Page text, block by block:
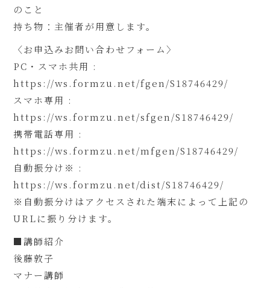
のこと
持ち物：主催者が用意します。
〈お申込みお問い合わせフォーム〉
PC・スマホ共用 :
https://ws.formzu.net/fgen/S18746429/
スマホ専用 :
https://ws.formzu.net/sfgen/S18746429/
携帯電話専用 :
https://ws.formzu.net/mfgen/S18746429/
自動振分け※ :
https://ws.formzu.net/dist/S18746429/
※自動振分けはアクセスされた端末によって上記の
URLに振り分けます。
■講師紹介
後藤敦子
マナー講師